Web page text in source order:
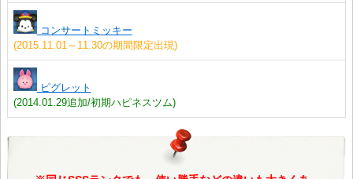
コンサートミッキー
(2015.11.01～11.30の期間限定出現)
ピグレット
(2014.01.29追加/初期ハピネスツム)